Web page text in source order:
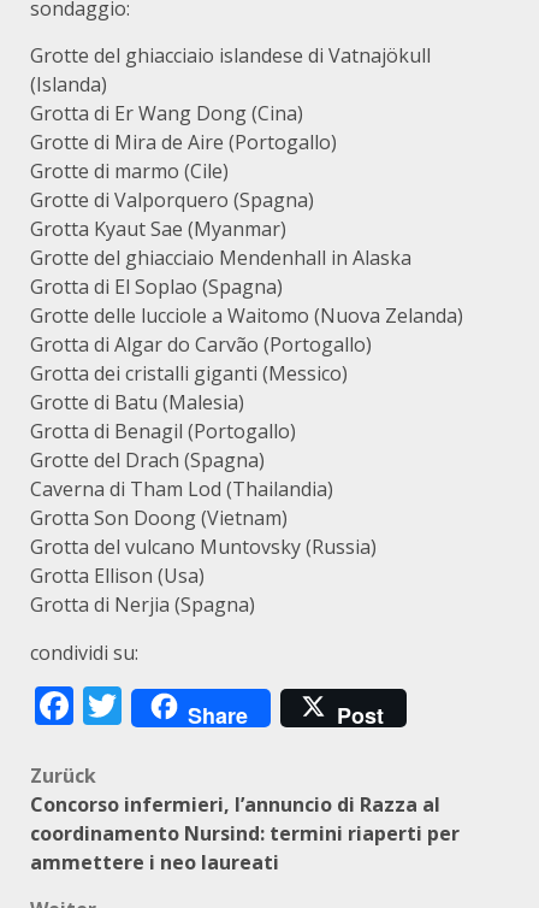
sondaggio:
Grotte del ghiacciaio islandese di Vatnajökull
(Islanda)
Grotta di Er Wang Dong (Cina)
Grotte di Mira de Aire (Portogallo)
Grotte di marmo (Cile)
Grotte di Valporquero (Spagna)
Grotta Kyaut Sae (Myanmar)
Grotte del ghiacciaio Mendenhall in Alaska
Grotta di El Soplao (Spagna)
Grotte delle lucciole a Waitomo (Nuova Zelanda)
Grotta di Algar do Carvão (Portogallo)
Grotta dei cristalli giganti (Messico)
Grotte di Batu (Malesia)
Grotta di Benagil (Portogallo)
Grotte del Drach (Spagna)
Caverna di Tham Lod (Thailandia)
Grotta Son Doong (Vietnam)
Grotta del vulcano Muntovsky (Russia)
Grotta Ellison (Usa)
Grotta di Nerjia (Spagna)
condividi su:
Facebook
Twitter
Share Post
Beitragsnavigation
Zurück
Concorso infermieri, l’annuncio di Razza al
coordinamento Nursind: termini riaperti per
ammettere i neo laureati